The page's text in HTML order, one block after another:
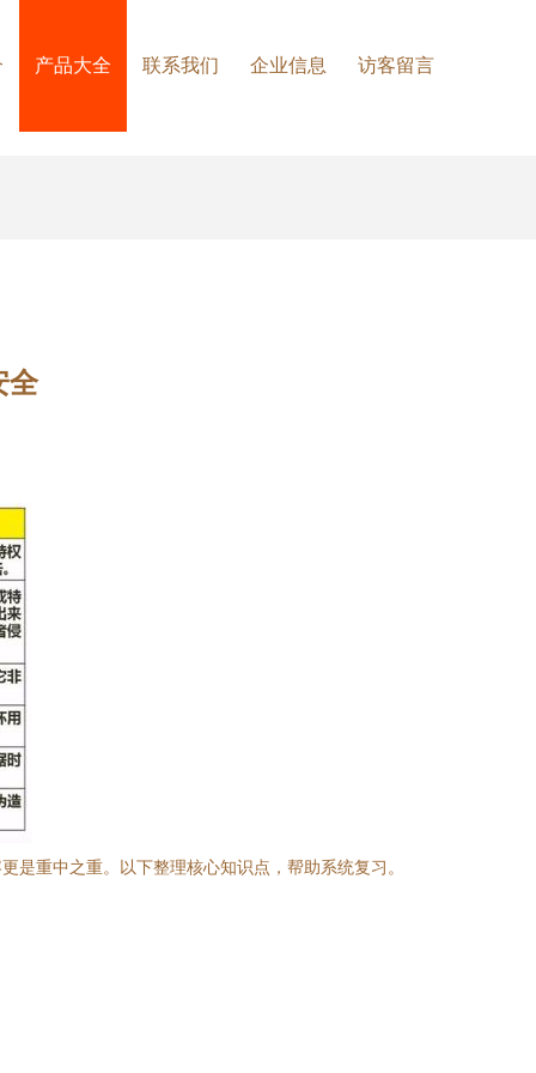
产品大全 联系我们 企业信息 访客留言
全
是重中之重。以下整理核心知识点，帮助系统复习。